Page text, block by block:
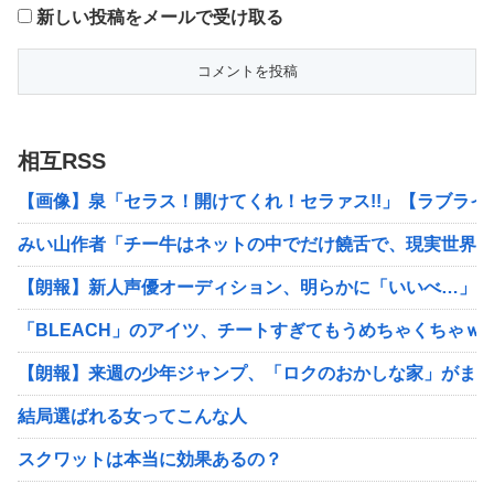
新しい投稿をメールで受け取る
相互RSS
【画像】泉「セラス！開けてくれ！セラァス!!」【ラブラ
みい山作者「チー牛はネットの中でだけ饒舌で、現実世界
【朗報】新人声優オーディション、明らかに「いいべ…」
「BLEACH」のアイツ、チートすぎてもうめちゃくちゃｗ
【朗報】来週の少年ジャンプ、「ロクのおかしな家」がま
結局選ばれる女ってこんな人
スクワットは本当に効果あるの？